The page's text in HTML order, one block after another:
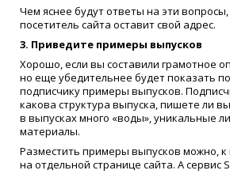
Чем яснее будут ответы на эти
посетитель сайта оставит свой адрес.
3. Приведите примеры выпусков
Хорошо, если вы составили грамотное
но еще убедительнее будет показать
подписчику примеры выпусков.
какова структура выпуска, пишете ли
в выпусках много «воды», уникальные
материалы.
Разместить примеры выпусков можно, к
на отдельной странице сайта. А сервис